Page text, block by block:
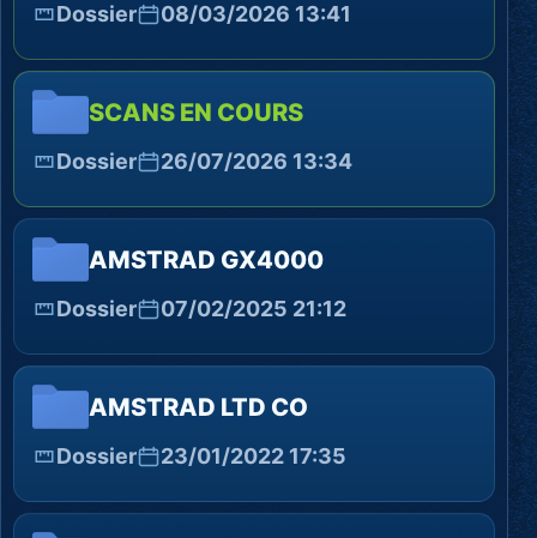
Dossier 08/03/2026 13:41
SCANS EN COURS
Dossier 26/07/2026 13:34
AMSTRAD GX4000
Dossier 07/02/2025 21:12
AMSTRAD LTD CO
Dossier 23/01/2022 17:35